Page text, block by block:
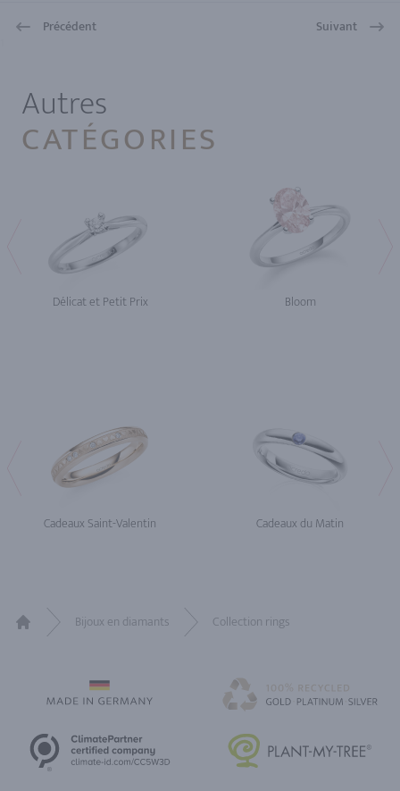
Précédent Suivant
Autres
CATÉGORIES
Délicat et Petit Prix Bloom
Cadeaux Saint-Valentin Cadeaux du Matin
Bijoux en diamants Collection rings